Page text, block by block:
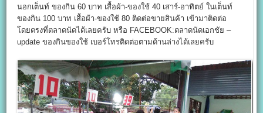
นอกเต็นท์ ของกิน 60 บาท เสื้อผ้า-ของใช้ 40 เสาร์-อาทิตย์ ในเต็นท์
ของกิน 100 บาท เสื้อผ้า-ของใช้ 80 ติดต่อขายสินค้า เข้ามาติดต่อ
โดยตรงที่ตลาดนัดได้เลยครับ หรือ FACEBOOK:ตลาดนัดเอกชัย –
update ของกินของใช้ เบอร์โทรติดต่อตามด้านล่างได้เลยครับ